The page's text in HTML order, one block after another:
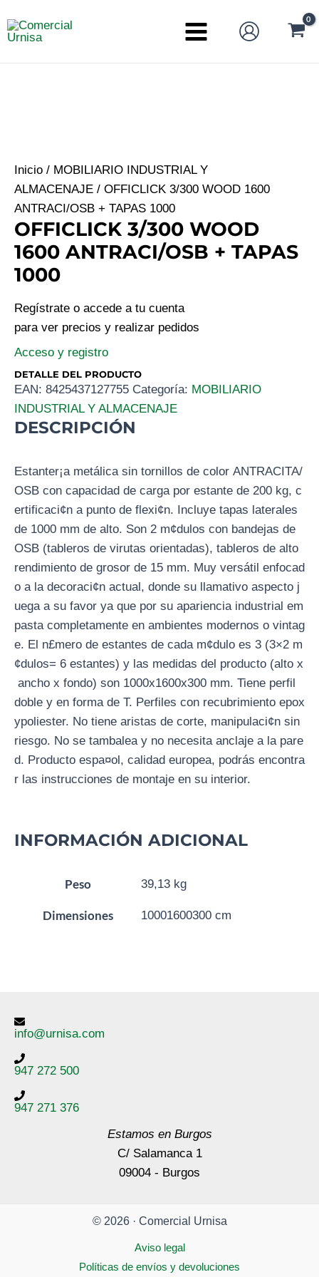
al
Main
Inicio / MOBILIARIO INDUSTRIAL Y
ALMACENAJE / OFFICLICK 3/300 WOOD 1600
ANTRACI/OSB + TAPAS 1000
OFFICLICK 3/300 WOOD
1600 ANTRACI/OSB + TAPAS
1000
Regístrate o accede a tu cuenta
para ver precios y realizar pedidos
Acceso y registro
DETALLE DEL PRODUCTO
EAN: 8425437127755 Categoría: MOBILIARIO
INDUSTRIAL Y ALMACENAJE
DESCRIPCIÓN
Estanter¡a metálica sin tornillos de color ANTRACITA/
OSB con capacidad de carga por estante de 200 kg, c
ertificaci¢n a punto de flexi¢n. Incluye tapas laterales
de 1000 mm de alto. Son 2 m¢dulos con bandejas de
OSB (tableros de virutas orientadas), tableros de alto
rendimiento de grosor de 15 mm. Muy versátil enfocad
o a la decoraci¢n actual, donde su llamativo aspecto j
uega a su favor ya que por su apariencia industrial em
pasta completamente en ambientes modernos o vintag
e. El n£mero de estantes de cada m¢dulo es 3 (3×2 m
¢dulos= 6 estantes) y las medidas del producto (alto x
ancho x fondo) son 1000x1600x300 mm. Tiene perfil
doble y en forma de T. Perfiles con recubrimiento epox
ypoliester. No tiene aristas de corte, manipulaci¢n sin
riesgo. No se tambalea y no necesita anclaje a la pare
d. Producto espa¤ol, calidad europea, podrás encontra
r las instrucciones de montaje en su interior.
INFORMACIÓN ADICIONAL
Peso 39,13 kg
Dimensiones 10001600300 cm
info@urnisa.com
947 272 500
947 271 376
Estamos en Burgos
C/ Salamanca 1
09004 - Burgos
© 2026 · Comercial Urnisa
Aviso legal
Políticas de envíos y devoluciones